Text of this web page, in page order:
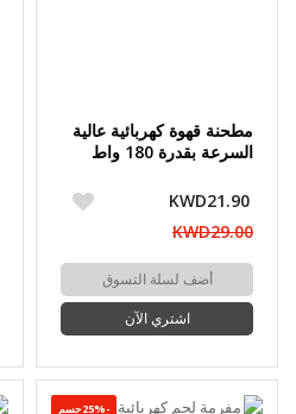
مطحنة قهوة كهربائية عالية
السرعة بقدرة 180 واط
KWD21.90
KWD29.00
أضف لسلة التسوق
اشتري الآن
-25%حسم